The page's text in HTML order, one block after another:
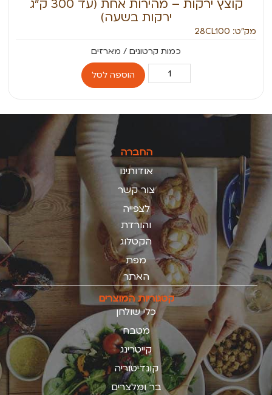
קוצץ ירקות – מהירות אחת (עד 300 ק”ג
ירקות בשעה)
מק״ט: 28CL100
הוספה לסל
החברה
אודותינו
צור קשר
לצפייה
והורדת
הקטלוג
מפת
האתר
קטגוריות המוצרים
כלי שולחן
מטבח
קייטרינג
קונדיטוריה
בר ומלצרים